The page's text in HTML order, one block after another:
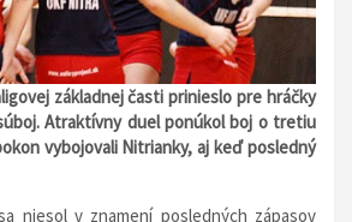
základnej časti prinieslo pre hráčky
Atraktívny duel ponúkol boj o tretiu
vybojovali Nitrianky, aj keď posledný
niesol v znamení posledných zápasov